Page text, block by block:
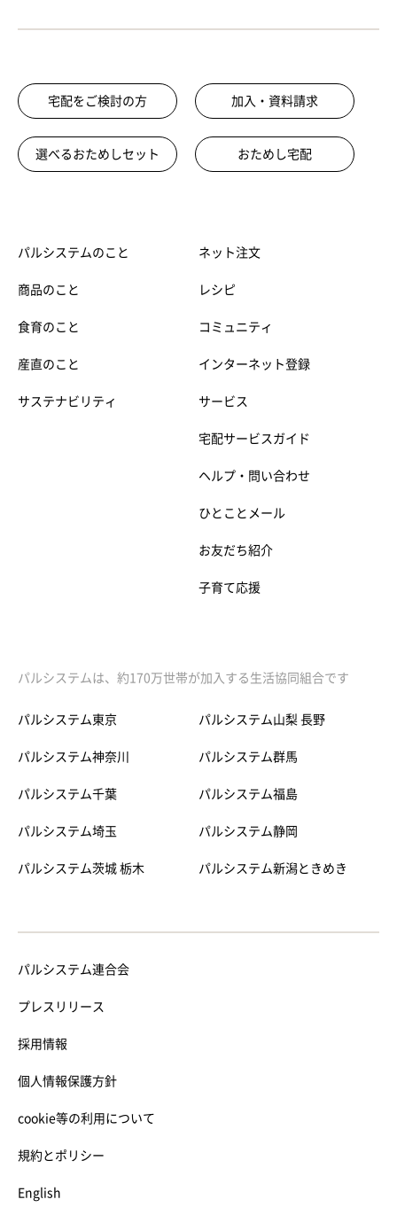
宅配をご検討の方 加入・資料請求
選べるおためしセット おためし宅配
パルシステムのこと
商品のこと
食育のこと
産直のこと
サステナビリティ
ネット注文
レシピ
コミュニティ
インターネット登録
サービス
宅配サービスガイド
ヘルプ・問い合わせ
ひとことメール
お友だち紹介
子育て応援
パルシステムは、約170万世帯が加入する生活協同組合です
パルシステム東京
パルシステム神奈川
パルシステム千葉
パルシステム埼玉
パルシステム茨城 栃木
パルシステム山梨 長野
パルシステム群馬
パルシステム福島
パルシステム静岡
パルシステム新潟ときめき
パルシステム連合会
プレスリリース
採用情報
個人情報保護方針
cookie等の利用について
規約とポリシー
English